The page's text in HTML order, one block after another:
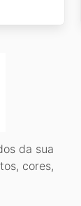
da sua
cores,